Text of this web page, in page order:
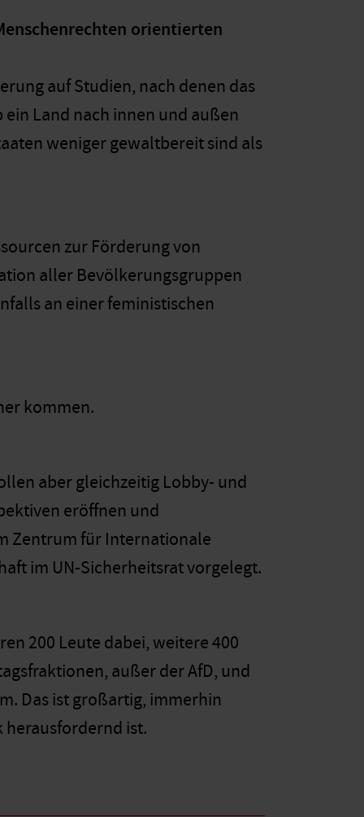
orientierten
auf Studien, nach denen das
Land nach innen und außen
weniger gewaltbereit sind als
zur Förderung von
aller Bevölkerungsgruppen
an einer feministischen
kommen.
aber gleichzeitig Lobby- und
eröffnen und
Zentrum für Internationale
im UN-Sicherheitsrat vorgelegt.
200 Leute dabei, weitere 400
außer der AfD, und
Das ist großartig, immerhin
ist.